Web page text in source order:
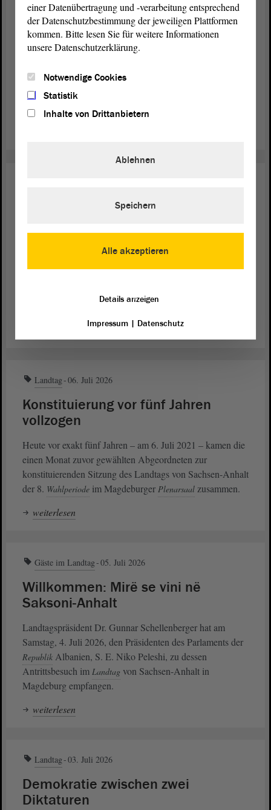
Ukraine-Flüchtlinge in Sachsen-
Anhalt
mittlerweile über dreieinhalb Jahre. Mehr als 9 Millionen
Menschen sind aus der Ukraine geflohen, rund 42000 von
ihnen fanden bisher Zuflucht in Sachsen-Anhalt.
Unterstützung für einen tollen
Jedes neue Schulkind soll einen tollen ersten Schultag
Sammlung aufgerufen.
Landtag 06. Juli 2026
Konstituierung vor fünf Jahren
vollzogen
Heute vor exakt fünf Jahren – am 6. Juli 2021 – kamen die
einen Monat zuvor gewählten Abgeordneten zur
konstituierenden Sitzung des Landtags von Sachsen-Anhalt
der 8. Wahlperiode im Magdeburger Plenarsaal zusammen.
weiterlesen
Gäste im Landtag 05. Juli 2026
Willkommen: Mirë se vini në
Saksoni-Anhalt
Landtagspräsident Dr. Gunnar Schellenberger hat am
Samstag, 4. Juli 2026, den Präsidenten des Parlaments der
Republik Albanien, S. E. Niko Peleshi, zu dessen
Antrittsbesuch im Landtag von Sachsen-Anhalt in
Magdeburg empfangen.
weiterlesen
Landtag 03. Juli 2026
Demokratie zwischen zwei
Diktaturen
einer Datenübertragung und -verarbeitung entsprechend
der Datenschutzbestimmung der jeweiligen Plattformen
kommen. Bitte lesen Sie für weitere Informationen
unsere Datenschutzerklärung.
Notwendige Cookies
Statistik
Inhalte von Drittanbietern
Alle akzeptieren
Ablehnen
Speichern
Details anzeigen
Impressum| Datenschutz